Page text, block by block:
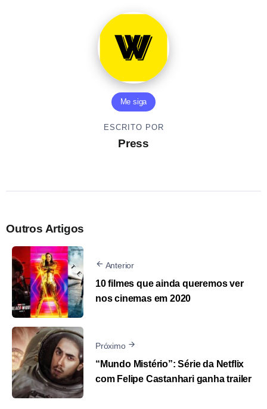
Me siga
ESCRITO POR
Press
Outros Artigos
Anterior
10 filmes que ainda queremos ver
nos cinemas em 2020
Próximo
“Mundo Mistério”: Série da Netflix
com Felipe Castanhari ganha trailer